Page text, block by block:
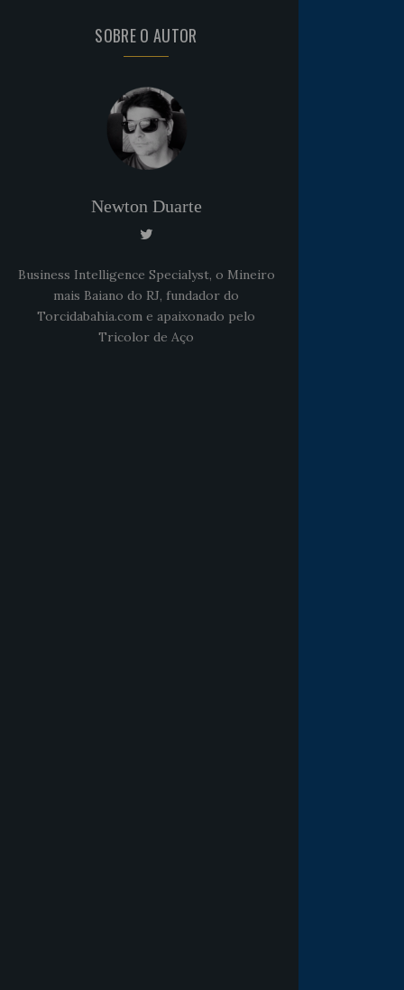
SOBRE O AUTOR
Newton Duarte
Business Intelligence Specialyst, o Mineiro
mais Baiano do RJ, fundador do
Torcidabahia.com e apaixonado pelo
Tricolor de Aço